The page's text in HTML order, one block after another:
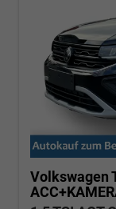
Volkswagen